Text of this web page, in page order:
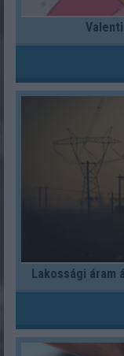
Lakossági áram